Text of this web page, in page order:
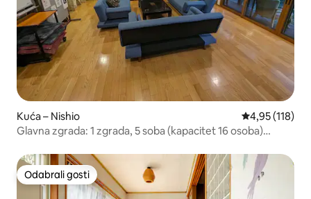
Kuća – Nishio Prosječna
4,95 (118)
Glavna zgrada: 1 zgrada, 5 soba (kapacitet 16 osoba)
boravak, mogućnost samostalne pripreme hrane, roštilj /
Moguće je smjestiti ukupno 25 osoba ako se uključi i
pomoćni objekt
Odabrali gosti
Odabrali gosti